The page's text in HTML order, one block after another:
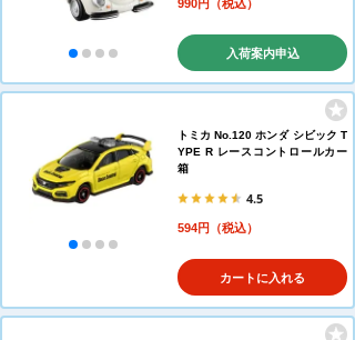
990円（税込）
入荷案内申込
トミカ No.120 ホンダ シビック T
YPE R レースコントロールカー
箱
4.5
594円（税込）
カートに入れる